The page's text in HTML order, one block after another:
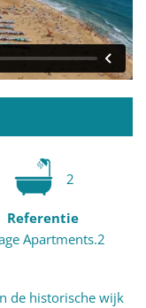
2
Referentie
Apartments.2
de historische wijk